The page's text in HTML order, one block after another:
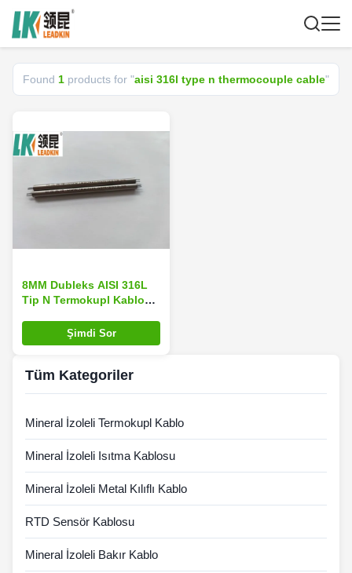
Found 1 products for "aisi 316l type n thermocouple cable"
8MM Dubleks AISI 316L
Tip N Termokupl Kablo
Şimdi Sor
Tüm Kategoriler
Mineral İzoleli Termokupl Kablo
Mineral İzoleli Isıtma Kablosu
Mineral İzoleli Metal Kılıflı Kablo
RTD Sensör Kablosu
Mineral İzoleli Bakır Kablo